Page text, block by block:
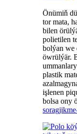
Önümiň
tor mata,
bilen
polietilen
bolýan we
öwrülýär.
plastik
işlenen
bolsa ony
sorag